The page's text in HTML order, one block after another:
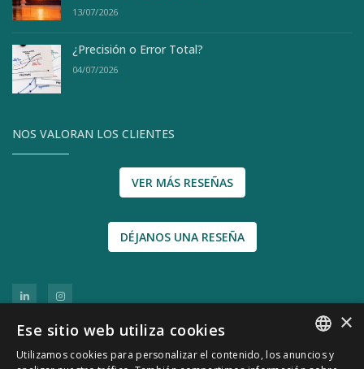
13/07/2026
¿Precisión o Error Total?
04/07/2026
NOS VALORAN LOS CLIENTES
VER MÁS RESEÑAS
DÉJANOS UNA RESEÑA
SPANISH
×
Ese sitio web utiliza cookies
Utilizamos cookies para personalizar el contenido, los anuncios y